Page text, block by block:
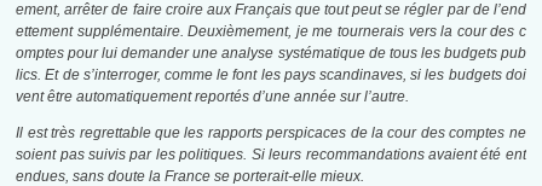
ement, arrêter de faire croire aux Français que tout peut se régler par de l’end
ettement supplémentaire. Deuxièmement, je me tournerais vers la cour des c
omptes pour lui demander une analyse systématique de tous les budgets pub
lics. Et de s’interroger, comme le font les pays scandinaves, si les budgets doi
vent être automatiquement reportés d’une année sur l’autre.
Il est très regrettable que les rapports perspicaces de la cour des comptes ne
soient pas suivis par les politiques. Si leurs recommandations avaient été ent
endues, sans doute la France se porterait-elle mieux.